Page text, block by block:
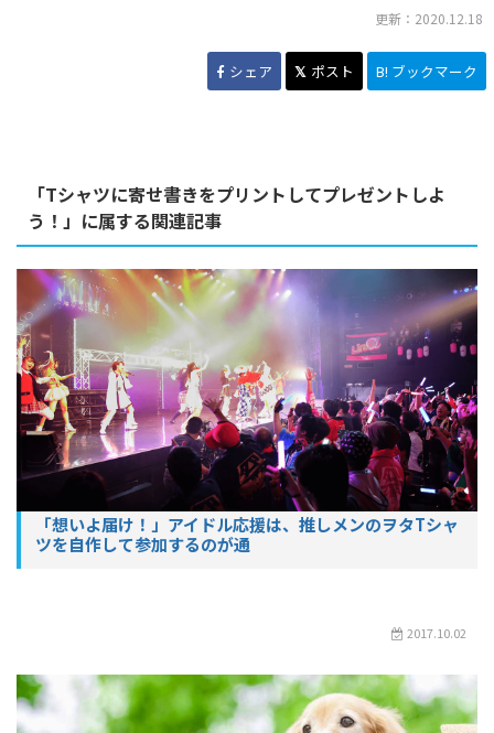
更新：2020.12.18
シェア ポスト B! ブックマーク
「Tシャツに寄せ書きをプリントしてプレゼントしよ
う！」に属する関連記事
「想いよ届け！」アイドル応援は、推しメンのヲタTシャ
ツを自作して参加するのが通
2017.10.02